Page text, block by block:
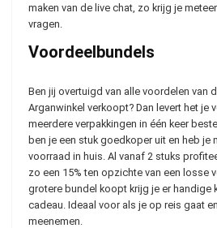
maken van de live chat, zo krijg je
vragen.
Voordeelbundels
Ben jij overtuigd van alle voordelen van
Arganwinkel verkoopt? Dan levert het je
meerdere verpakkingen in één keer
ben je een stuk goedkoper uit en heb je
voorraad in huis. Al vanaf 2 stuks
zo een 15% ten opzichte van een losse
grotere bundel koopt krijg je er handige
cadeau. Ideaal voor als je op reis gaat
meenemen.